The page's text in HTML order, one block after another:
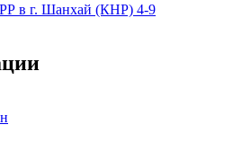
в г. Шанхай (КНР) 4-9